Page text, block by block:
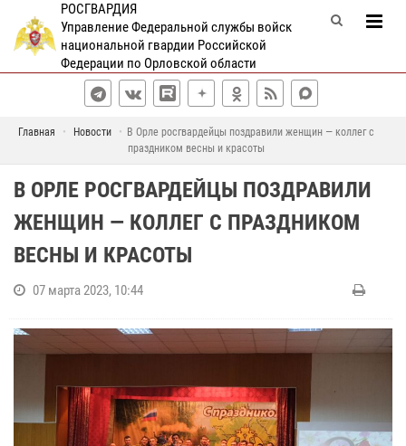
РОСГВАРДИЯ
Управление Федеральной службы войск
национальной гвардии Российской
Федерации по Орловской области
Главная Новости
В Орле росгвардейцы поздравили женщин — коллег с
праздником весны и красоты
В ОРЛЕ РОСГВАРДЕЙЦЫ ПОЗДРАВИЛИ
ЖЕНЩИН — КОЛЛЕГ С ПРАЗДНИКОМ
ВЕСНЫ И КРАСОТЫ
07 марта 2023, 10:44